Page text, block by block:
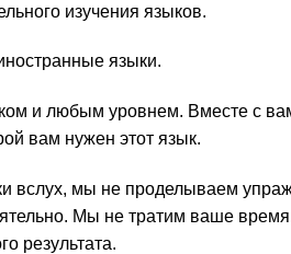
изучения языков.
языки.
и любым уровнем. Вместе с
вам нужен этот язык.
вслух, мы не проделываем
Мы не тратим ваше
результата.